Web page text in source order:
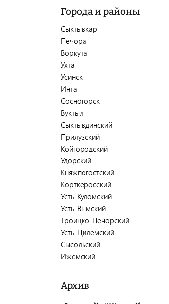
Города и районы
Сыктывкар
Печора
Воркута
Ухта
Усинск
Инта
Сосногорск
Вуктыл
Сыктывдинский
Прилузский
Койгородский
Удорский
Княжпогостский
Корткеросский
Усть-Куломский
Усть-Вымский
Троицко-Печорский
Усть-Цилемский
Сысольский
Ижемский
Архив